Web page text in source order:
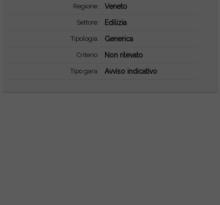
Regione: Veneto
Settore: Edilizia
Tipologia: Generica
Criterio: Non rilevato
Tipo gara: Avviso indicativo